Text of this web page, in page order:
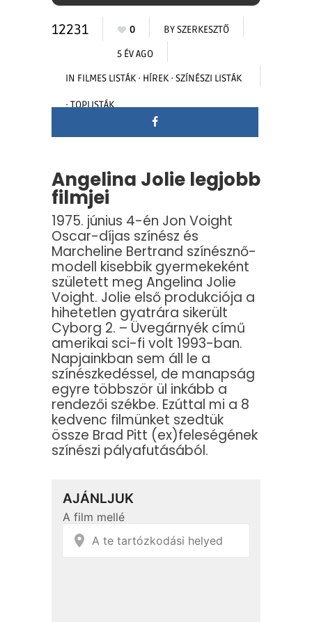
12231 0 BYSZERKESZTŐ
5 ÉV AGO
IN FILMES LISTÁK · HÍREK · SZÍNÉSZI LISTÁK
·TOPLISTÁK
Angelina Jolie legjobb
filmjei
1975. június 4-én Jon Voight
Oscar-díjas színész és
Marcheline Bertrand színésznő-
modell kisebbik gyermekeként
született meg Angelina Jolie
Voight. Jolie első produkciója a
hihetetlen gyatrára sikerült
Cyborg 2. – Üvegárnyék című
amerikai sci-fi volt 1993-ban.
Napjainkban sem áll le a
színészkedéssel, de manapság
egyre többször ül inkább a
rendezői székbe. Ezúttal mi a 8
kedvenc filmünket szedtük
össze Brad Pitt (ex)feleségének
színészi pályafutásából.